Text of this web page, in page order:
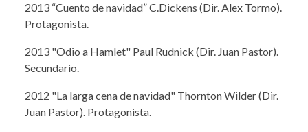
2013 “Cuento de navidad” C.Dickens (Dir. Alex Tormo).
Protagonista.
2013 "Odio a Hamlet" Paul Rudnick (Dir. Juan Pastor).
Secundario.
2012 "La larga cena de navidad" Thornton Wilder (Dir.
Juan Pastor). Protagonista.